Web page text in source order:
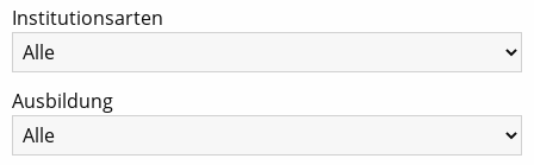
Institutionsarten
Ausbildung